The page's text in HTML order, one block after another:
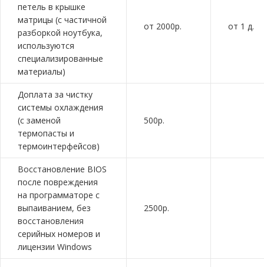
петель в крышке
матрицы (с частичной
разборкой ноутбука,
используются
специализированные
материалы)
от 2000р. от 1 д.
Доплата за чистку
системы охлаждения
(с заменой
термопасты и
термоинтерфейсов)
500р.
Восстановление BIOS
после повреждения
на программаторе с
выпаиванием, без
восстановления
серийных номеров и
лицензии Windows
2500р.